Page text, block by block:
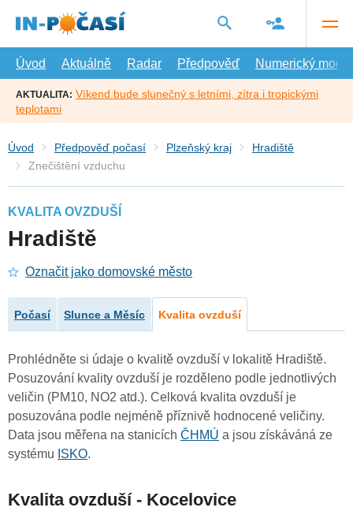
hlavní
Úvod
Aktuálně Radar Předpověď Numerický model
AKTUALITA: Víkend bude slunečný s letními, zítra i tropickými
teplotami
Úvod Předpověď počasí Plzeňský kraj
Hradiště
Znečištění vzduchu
KVALITA OVZDUŠÍ
Hradiště
Označit jako domovské město
Počasí Slunce a Měsíc Kvalita ovzduší
Prohlédněte si údaje o kvalitě ovzduší v lokalitě Hradiště.
Posuzování kvality ovzduší je rozděleno podle jednotlivých
veličin (PM10, NO2 atd.). Celková kvalita ovzduší je
posuzována podle nejméně příznivě hodnocené veličiny.
Data jsou měřena na stanicích ČHMÚ a jsou získáváná ze
systému ISKO.
Kvalita ovzduší - Kocelovice